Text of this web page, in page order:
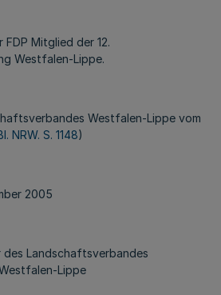
FDP Mitglied der 12.
Westfalen-Lippe.
Westfalen-Lippe vom
NRW. S. 1148)
2005
des Landschaftsverbandes
Lippe